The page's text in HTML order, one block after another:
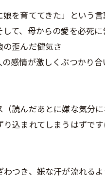
を育ててきた」という言
て、母からの愛を必死に
歪んだ健気さ
感情が激しくぶつかり合
読んだあとに嫌な気分
込まれてしまうはずで
つき、嫌な汗が流れる
大人1人＋
の1人で座
応援◎座れ